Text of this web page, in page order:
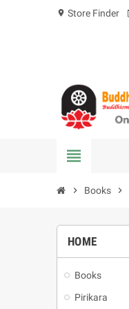
location_on Store Finder
view_headline
chevron_right Books chevron_right
HOME
Books
Pirikara